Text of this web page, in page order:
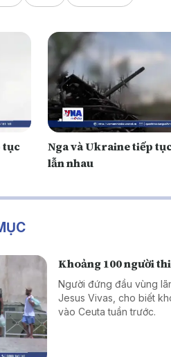
tục
Nga và Ukraine tiếp
lẫn nhau
Khoảng 100 người
Người đứng đầu vùng
Jesus Vivas, cho biết
vào Ceuta tuần trước.